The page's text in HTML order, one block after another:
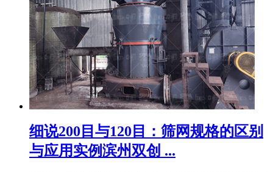
细说200目与120目：筛网规格的区别
与应用实例滨州双创 ...